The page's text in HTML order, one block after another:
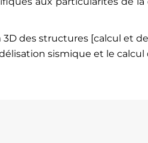
des structures [calcul et
sismique et le